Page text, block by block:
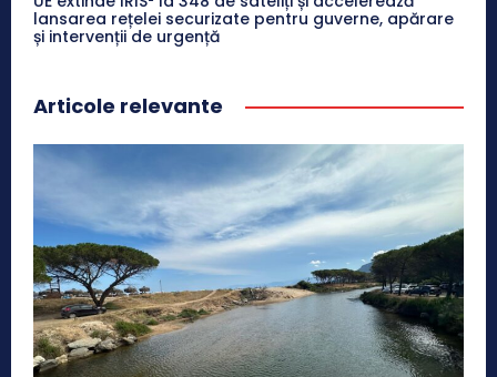
lansarea rețelei securizate pentru guverne, apărare
și intervenții de urgență
Articole relevante